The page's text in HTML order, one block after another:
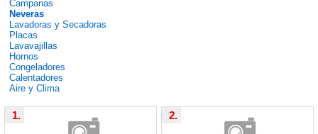
Campanas
Neveras
Lavadoras y Secadoras
Placas
Lavavajillas
Hornos
Congeladores
Calentadores
Aire y Clima
1. 2.